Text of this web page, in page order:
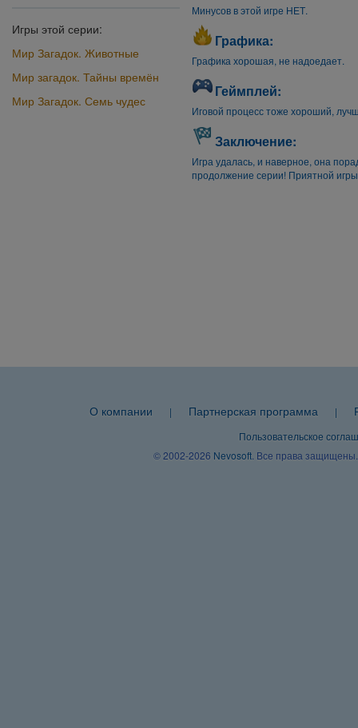
Игры этой серии:
Мир Загадок. Животные
Мир загадок. Тайны времён
Мир Загадок. Семь чудес
Минусов в этой игре НЕТ.
Графика:
Графика хорошая, не надоедает.
Геймплей:
Иговой процесс тоже хороший,
Заключение:
Игра удалась, и наверное, она
продолжение серии! Приятной
О компании | Партнерская программа |
Пользовательское
© 2002-2026 Nevosoft . Все права защищены